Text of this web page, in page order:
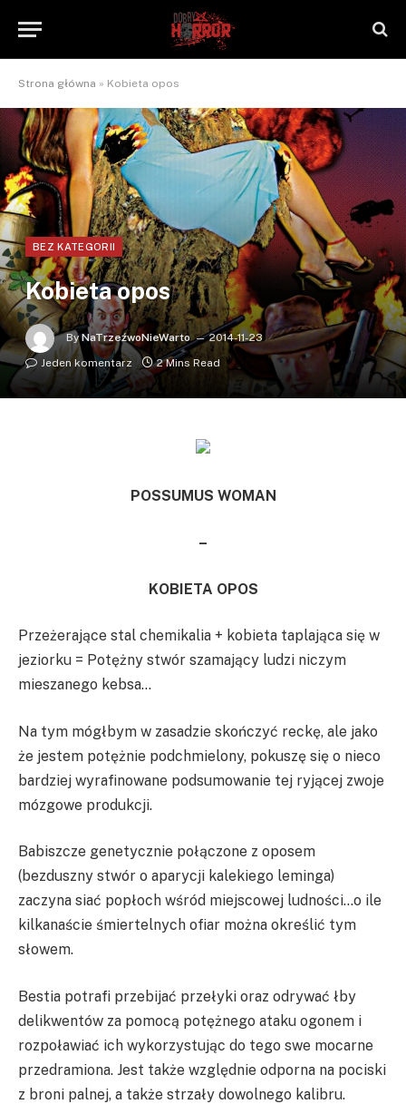
Strona główna » Kobieta opos
BEZ KATEGORII
Kobieta opos
By NaTrzeźwoNieWarto
2014-11-23
Jeden komentarz
2 Mins Read
POSSUMUS WOMAN
–
KOBIETA OPOS
Przeżerające stal chemikalia + kobieta taplająca się w
jeziorku = Potężny stwór szamający ludzi niczym
mieszanego kebsa…
Na tym mógłbym w zasadzie skończyć reckę, ale jako
że jestem potężnie podchmielony, pokuszę się o nieco
bardziej wyrafinowane podsumowanie tej ryjącej zwoje
mózgowe produkcji.
Babiszcze genetycznie połączone z oposem
(bezduszny stwór o aparycji kalekiego leminga)
zaczyna siać popłoch wśród miejscowej ludności…o ile
kilkanaście śmiertelnych ofiar można określić tym
słowem.
Bestia potrafi przebijać przełyki oraz odrywać łby
delikwentów za pomocą potężnego ataku ogonem i
rozpoławiać ich wykorzystując do tego swe mocarne
przedramiona. Jest także względnie odporna na pociski
z broni palnej, a także strzały dowolnego kalibru.